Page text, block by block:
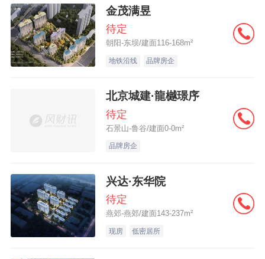
金茂满昱
待定
朝阳-东坝/建面116-168m²
地铁沿线 品牌房企
北京城建·龍樾璟序
待定
石景山-鲁谷/建面0-0m²
品牌房企
兴达·东华院
待定
燕郊-燕郊/建面143-237m²
现房 低密居所